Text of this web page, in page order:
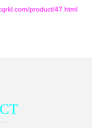
product/47.html